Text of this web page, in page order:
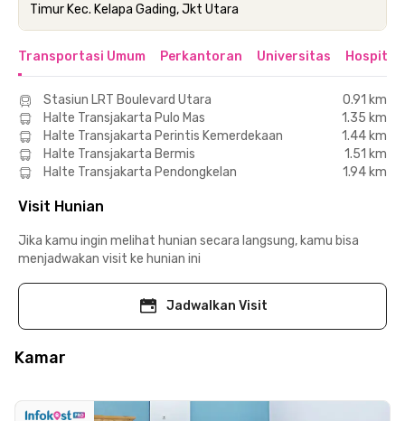
Timur Kec. Kelapa Gading, Jkt Utara
Transportasi Umum Perkantoran Universitas Hospital
Stasiun LRT Boulevard Utara
0.91 km
Halte Transjakarta Pulo Mas
1.35 km
Halte Transjakarta Perintis Kemerdekaan
1.44 km
Halte Transjakarta Bermis
1.51 km
Halte Transjakarta Pendongkelan
1.94 km
Visit Hunian
Jika kamu ingin melihat hunian secara langsung, kamu bisa
menjadwakan visit ke hunian ini
Jadwalkan Visit
Kamar